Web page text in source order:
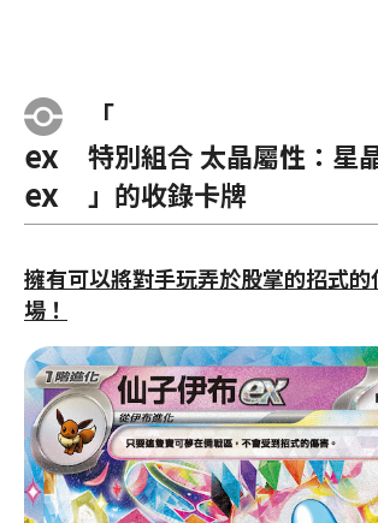
「
ex 特別組合 太晶屬性：星
ex 」的收錄卡牌
擁有可以將對手玩弄於股掌的招式的
場！